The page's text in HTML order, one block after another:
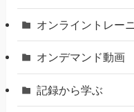
オンライントレー
オンデマンド動画
記録から学ぶ